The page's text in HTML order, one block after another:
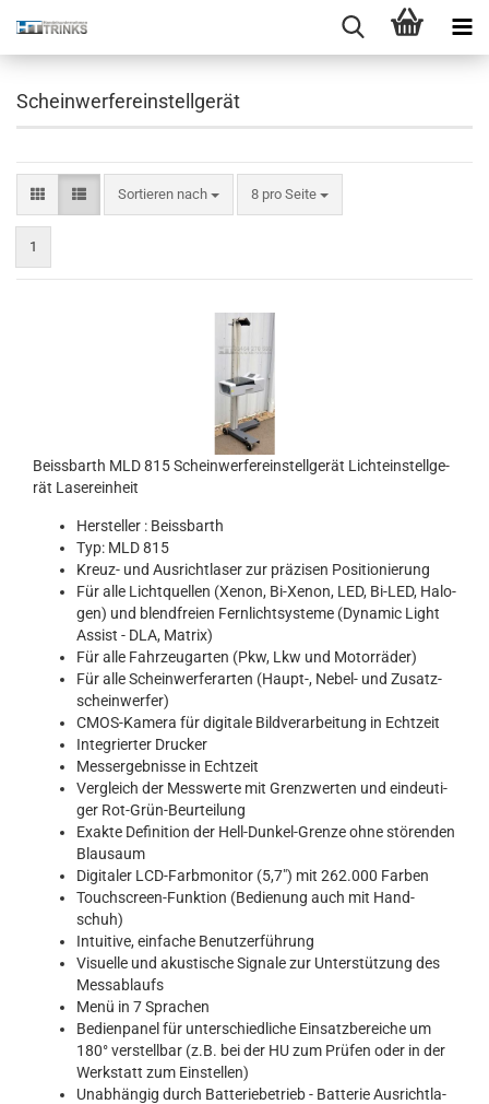
Scheinwerfereinstellgerät
Sortieren nach 8 pro Seite
1
Beiss­barth MLD 815 Schein­wer­fer­ein­stell­ge­rät Licht­ein­stell­ge­
rät La­ser­ein­heit
Her­stel­ler : Beiss­barth
Typ: MLD 815
Kreuz-​ und Aus­rich­t­la­ser zur prä­zi­sen Po­si­tio­nie­rung
Für alle Licht­quel­len (Xenon, Bi-​Xenon, LED, Bi-​LED, Ha­lo­
gen) und blend­frei­en Fern­licht­sys­te­me (Dy­na­mic Light
As­sist - DLA, Ma­trix)
Für alle Fahr­zeug­ar­ten (Pkw, Lkw und Mo­tor­rä­der)
Für alle Schein­wer­fer­ar­ten (Haupt-​, Nebel-​ und Zu­satz­
schein­wer­fer)
CMOS-​Kamera für di­gi­ta­le Bild­ver­ar­bei­tung in Echt­zeit
In­te­grier­ter Dru­cker
Mess­ergeb­nis­se in Echt­zeit
Ver­gleich der Mess­wer­te mit Grenz­wer­ten und ein­deu­ti­
ger Rot-​Grün-Beurteilung
Ex­ak­te De­fi­ni­ti­on der Hell-​Dunkel-Grenze ohne stö­ren­den
Blau­saum
Di­gi­ta­ler LCD-​Farbmonitor (5,7") mit 262.000 Far­ben
Touchscreen-​Funktion (Be­die­nung auch mit Hand­
schuh)
In­tui­ti­ve, ein­fa­che Be­nut­zer­füh­rung
Vi­su­el­le und akus­ti­sche Si­gna­le zur Un­ter­stüt­zung des
Mess­ab­laufs
Menü in 7 Spra­chen
Be­dien­pa­nel für un­ter­schied­li­che Ein­satz­be­rei­che um
180° ver­stell­bar (z.B. bei der HU zum Prü­fen oder in der
Werk­statt zum Ein­stel­len)
Un­ab­hän­gig durch Bat­te­rie­be­trieb - Bat­te­rie Aus­rich­t­la­